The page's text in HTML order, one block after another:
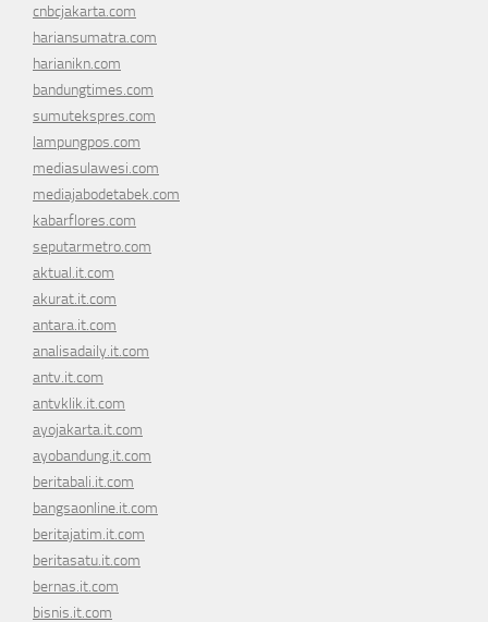
cnbcjakarta.com
hariansumatra.com
harianikn.com
bandungtimes.com
sumutekspres.com
lampungpos.com
mediasulawesi.com
mediajabodetabek.com
kabarflores.com
seputarmetro.com
aktual.it.com
akurat.it.com
antara.it.com
analisadaily.it.com
antv.it.com
antvklik.it.com
ayojakarta.it.com
ayobandung.it.com
beritabali.it.com
bangsaonline.it.com
beritajatim.it.com
beritasatu.it.com
bernas.it.com
bisnis.it.com